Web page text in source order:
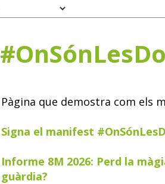
Pàgina que demostra com els
Signa el manifest
Informe 8M 2026: Perd la
guàrdia?